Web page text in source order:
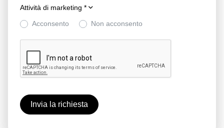
Attività di marketing *
Acconsento Non acconsento